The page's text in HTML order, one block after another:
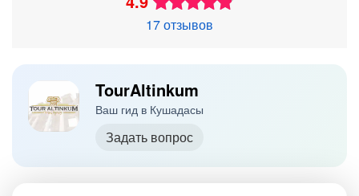
17 отзывов
TourAltinkum
Ваш гид в Кушадасы
Задать вопрос